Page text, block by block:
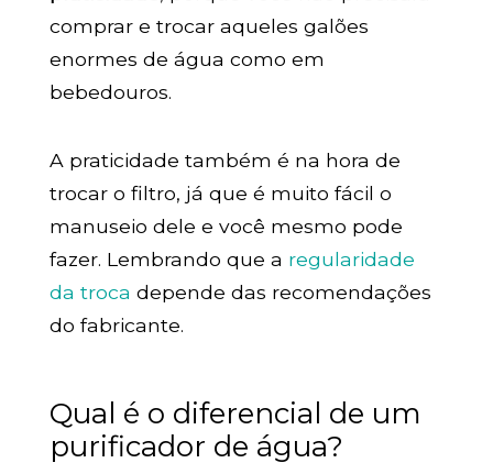
comprar e trocar aqueles galões
enormes de água como em
bebedouros.
A praticidade também é na hora de
trocar o filtro, já que é muito fácil o
manuseio dele e você mesmo pode
fazer. Lembrando que a regularidade
da troca depende das recomendações
do fabricante.
Qual é o diferencial de um
purificador de água?